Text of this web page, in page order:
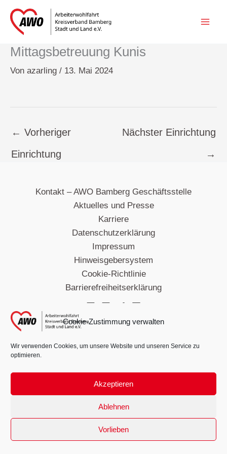
Cookie-Zustimmung verwalten
Wir verwenden Cookies, um unsere Website und unseren Service zu
optimieren.
Akzeptieren
Ablehnen
Vorlieben
Zum
Inhalt
springen
Mittagsbetreuung Kunis
Von azarling / 13. Mai 2024
← Vorheriger
Einrichtung
Nächster Einrichtung
→
Kontakt – AWO Bamberg Geschäftsstelle
Aktuelles und Presse
Karriere
Datenschutzerklärung
Impressum
Hinweisgebersystem
Cookie-Richtlinie
Barrierefreiheitserklärung
Copyright ©AWO Kreisverband Bamberg